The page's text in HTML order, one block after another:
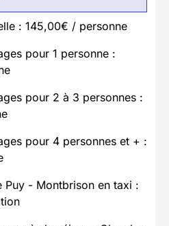
: 145,00€ / personne
pour 1 personne :
pour 2 à 3 personnes :
pour 4 personnes et + :
Puy - Montbrison en taxi :